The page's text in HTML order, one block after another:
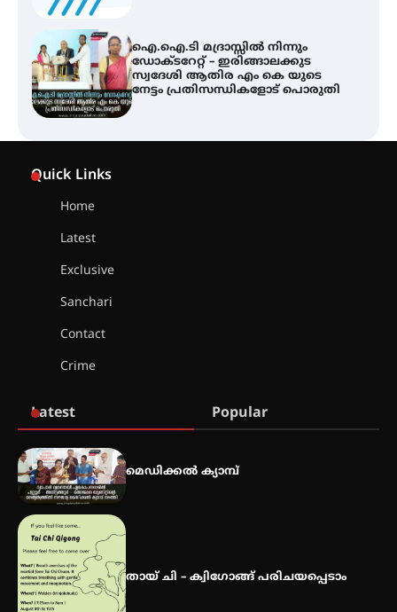
ട്യുണീഷ്യൻ ചിത്രം ” ദി വോയിസ്
ഓഫ് ഹിന്ദ് റജബ് ” ഇരിങ്ങാലക്കുട
ഫിലിം സൊസൈറ്റി ആഗസ്റ്റ് 7
വെള്ളിയാഴ്ച സ്‌ക്രീൻ ചെയ്യുന്നു
സാധ്യത ഇരിങ്ങാലക്കുടയിൽ 4.4
മില്ലി മീറ്റർ മഴ ലഭിച്ചു
സ്വദേശി ആതിര എം കെ യുടെ
നേട്ടം പ്രതിസന്ധികളോട് പൊരുതി
Quick Links
Home
Latest
Exclusive
Sanchari
Contact
Crime
Latest Popular
മെഡിക്കൽ ക്യാമ്പ്
തായ് ചി – ക്വിഗോങ്ങ് പരിചയപ്പെടാം